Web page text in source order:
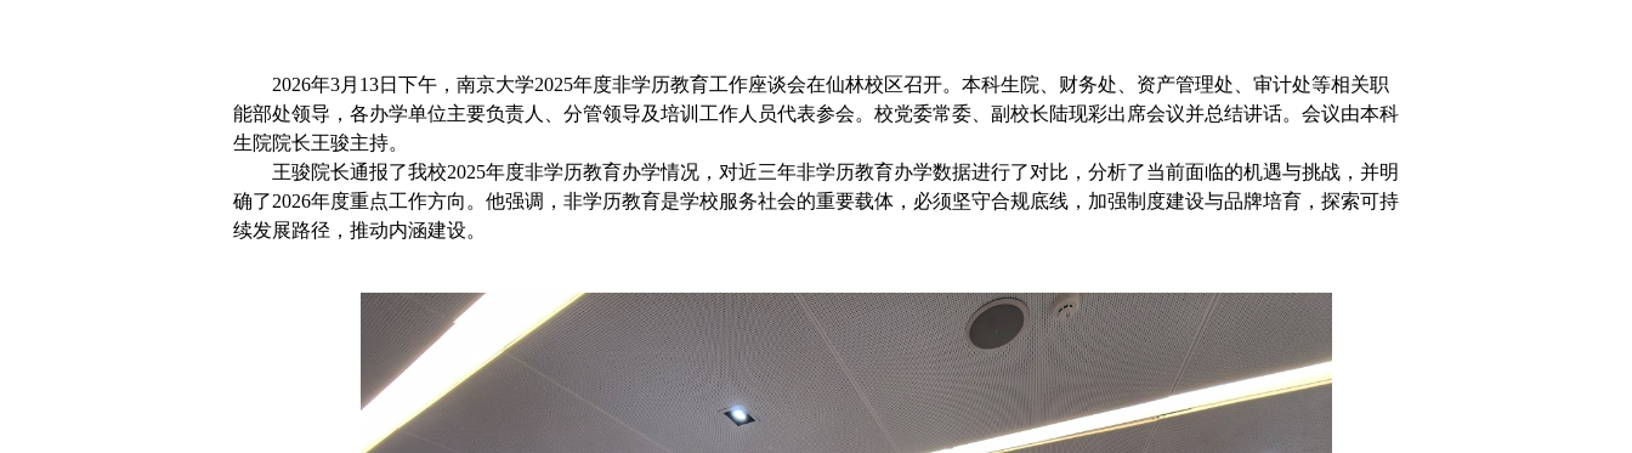
2026年3月13日下午，南京大学2025年度非学历教育工作座谈会在仙林校区召开。本科生院、财务处、资产管理处、审计处等相关职
能部处领导，各办学单位主要负责人、分管领导及培训工作人员代表参会。校党委常委、副校长陆现彩出席会议并总结讲话。会议由本科
生院院长王骏主持。
王骏院长通报了我校2025年度非学历教育办学情况，对近三年非学历教育办学数据进行了对比，分析了当前面临的机遇与挑战，并明
确了2026年度重点工作方向。他强调，非学历教育是学校服务社会的重要载体，必须坚守合规底线，加强制度建设与品牌培育，探索可持
续发展路径，推动内涵建设。